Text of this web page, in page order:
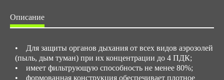
Описание
• Для защиты органов дыхания от всех видов аэрозолей
(пыль, дым туман) при их концентрации до 4 ПДК;
• имеет фильтрующую способность не менее 80%;
• формованная конструкция обеспечивает плотное